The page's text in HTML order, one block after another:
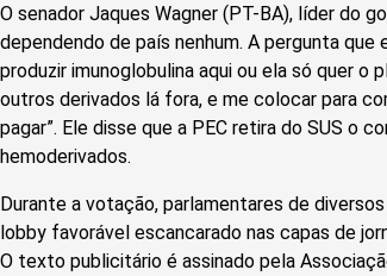
O senador Jaques Wagner (PT-BA), líder do
dependendo de país nenhum. A pergunta
produzir imunoglobulina aqui ou ela só quer o
outros derivados lá fora, e me colocar para
pagar”. Ele disse que a PEC retira do SUS o
hemoderivados.
Durante a votação, parlamentares de
lobby favorável escancarado nas capas de
O texto publicitário é assinado pela